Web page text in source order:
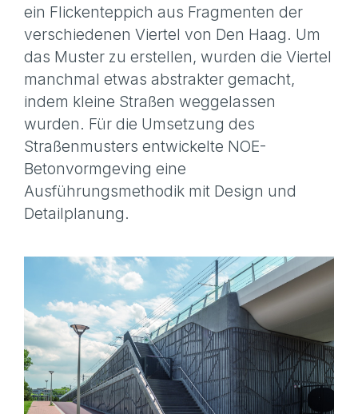
ein Flickenteppich aus Fragmenten der
verschiedenen Viertel von Den Haag. Um
das Muster zu erstellen, wurden die Viertel
manchmal etwas abstrakter gemacht,
indem kleine Straßen weggelassen
wurden. Für die Umsetzung des
Straßenmusters entwickelte NOE-
Betonvormgeving eine
Ausführungsmethodik mit Design und
Detailplanung.